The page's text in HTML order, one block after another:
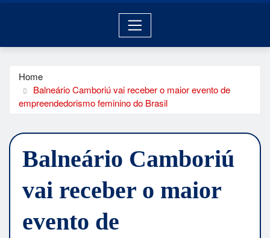
Home
Balneário Camboriú vai receber o maior evento de
empreendedorismo feminino do Brasil
Balneário Camboriú
vai receber o maior
evento de